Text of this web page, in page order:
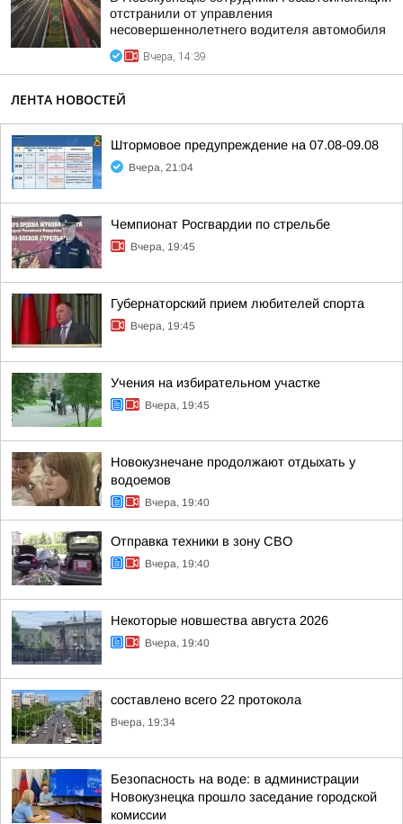
отстранили от управления
несовершеннолетнего водителя автомобиля
Вчера, 14:39
ЛЕНТА НОВОСТЕЙ
Штормовое предупреждение на 07.08-09.08
Вчера, 21:04
Чемпионат Росгвардии по стрельбе
Вчера, 19:45
Губернаторский прием любителей спорта
Вчера, 19:45
Учения на избирательном участке
Вчера, 19:45
Новокузнечане продолжают отдыхать у
водоемов
Вчера, 19:40
Отправка техники в зону СВО
Вчера, 19:40
Некоторые новшества августа 2026
Вчера, 19:40
составлено всего 22 протокола
Вчера, 19:34
Безопасность на воде: в администрации
Новокузнецка прошло заседание городской
комиссии